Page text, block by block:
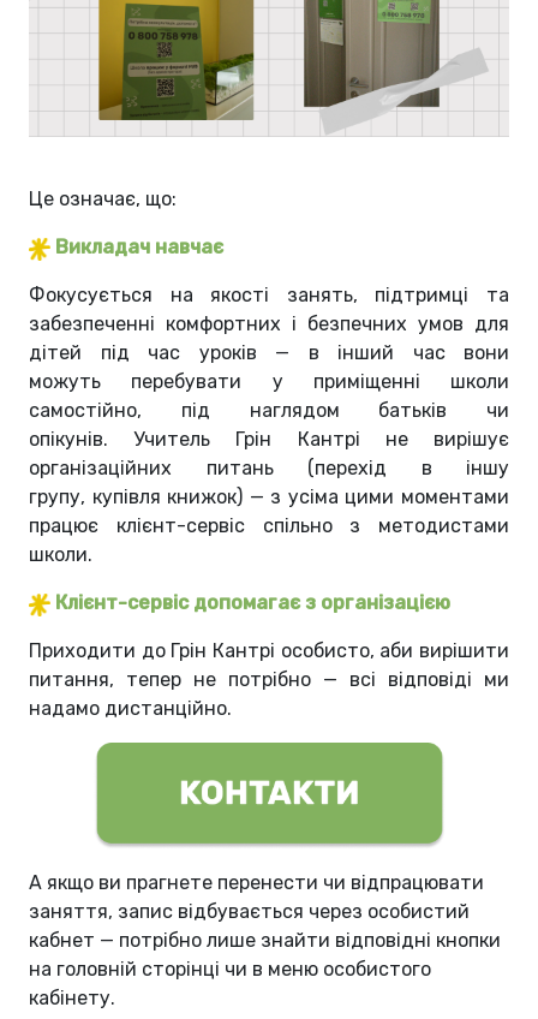
Це означає, що:
Викладач навчає
Фокусується на якості занять, підтримці та
забезпеченні комфортних і безпечних умов для
дітей під час уроків — в інший час вони
можуть перебувати у приміщенні школи
самостійно, під наглядом батьків чи
опікунів.Учитель Грін Кантрі не вирішує
організаційних питань (перехід в іншу
групу, купівля книжок) — з усіма цими моментами
працює клієнт-сервіс спільно з методистами
школи.
Клієнт-сервіс допомагає з організацією
Приходити до Грін Кантрі особисто, аби вирішити
питання, тепер не потрібно — всі відповіді ми
надамо дистанційно.
А якщо ви прагнете перенести чи відпрацювати
заняття, запис відбувається через особистий
кабнет — потрібно лише знайти відповідні кнопки
на головній сторінці чи в меню особистого
кабінету.